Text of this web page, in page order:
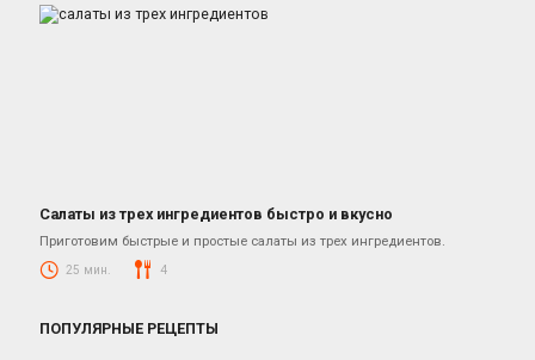
Салаты
Салаты из трех ингредиентов быстро и вкусно
Приготовим быстрые и простые салаты из трех ингредиентов.
25 мин. 4
ПОПУЛЯРНЫЕ РЕЦЕПТЫ